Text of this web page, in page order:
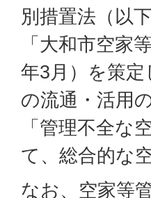
別措置法（以
「大和市空家
年3月）を策
の流通・活用
「管理不全な
て、総合的な
なお、空家等